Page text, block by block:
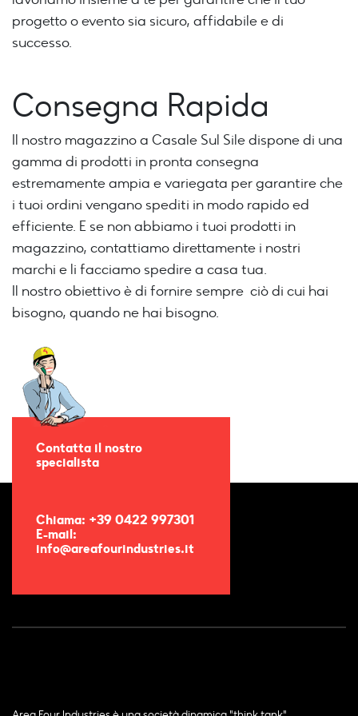
progetto o evento sia sicuro, affidabile e di
successo.
Consegna Rapida
Il nostro magazzino a Casale Sul Sile dispone di una
gamma di prodotti in pronta consegna
estremamente ampia e variegata per garantire che
i tuoi ordini vengano spediti in modo rapido ed
efficiente. E se non abbiamo i tuoi prodotti in
magazzino, contattiamo direttamente i nostri
marchi e li facciamo spedire a casa tua.
Il nostro obiettivo è di fornire sempre ciò di cui hai
bisogno, quando ne hai bisogno.
Contatta il nostro
specialista
Chiama: +39 0422 997301
E-mail:
info@areafourindustries.it